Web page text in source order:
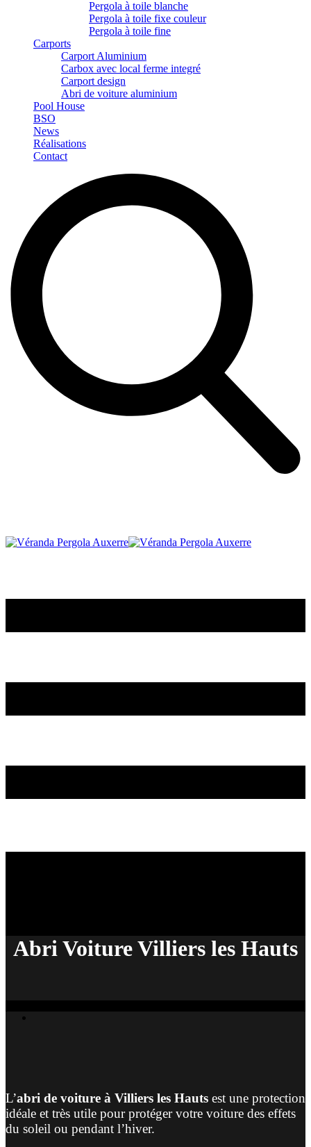
Pergola à toile blanche
Pergola à toile fixe couleur
Pergola à toile fine
Carports
Carport Aluminium
Carbox avec local ferme integré
Carport design
Abri de voiture aluminium
Pool House
BSO
News
Réalisations
Contact
Abri Voiture Villiers les Hauts
L’abri de voiture à Villiers les Hauts est une protection
idéale et très utile pour protéger votre voiture des effets
du soleil ou pendant l’hiver.